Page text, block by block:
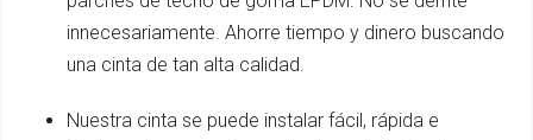
innecesariamente. Ahorre tiempo y dinero buscando
una cinta de tan alta calidad.
Nuestra cinta se puede instalar fácil, rápida e